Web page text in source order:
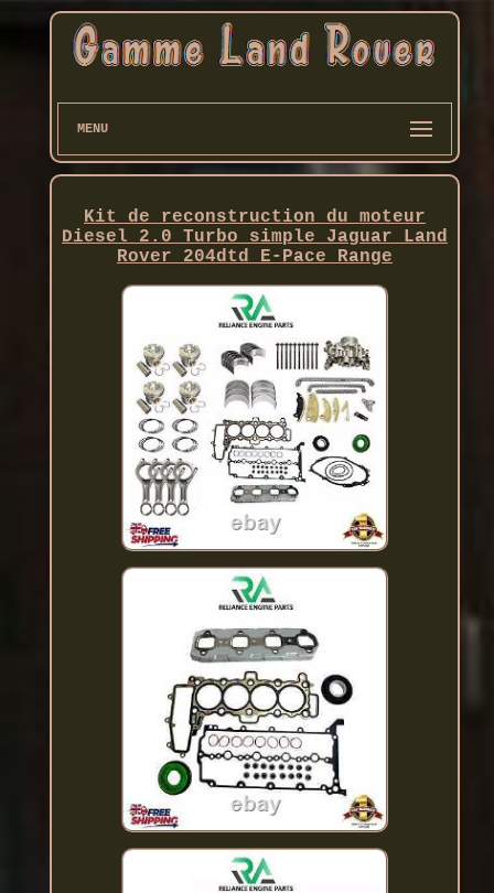
MENU
Kit de reconstruction du moteur
Diesel 2.0 Turbo simple Jaguar Land
Rover 204dtd E-Pace Range